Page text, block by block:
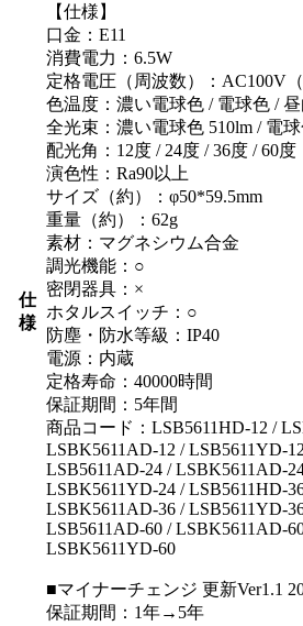
仕
様
【仕様】
口金：E11
消費電力：6.5W
定格電圧（周波数）：AC100V（
色温度：濃い電球色 / 電球色 /
全光束：濃い電球色 510lm / 電
配光角：12度 / 24度 / 36度 / 60度
演色性：Ra90以上
サイズ（約）：φ50*59.5mm
重量（約）：62g
素材：マグネシウム合金
調光機能：○
密閉器具：×
ホタルスイッチ：○
防塵・防水等級：IP40
電源：内蔵
定格寿命：40000時間
保証期間：5年間
商品コード：LSB5611HD-12 /
LSBK5611AD-12 / LSB5611YD-
LSB5611AD-24 / LSBK5611AD-
LSBK5611YD-24 / LSB5611HD-
LSBK5611AD-36 / LSB5611YD-
LSB5611AD-60 / LSBK5611AD-
LSBK5611YD-60
■マイナーチェンジ 更新Ver1.1
保証期間：1年→5年